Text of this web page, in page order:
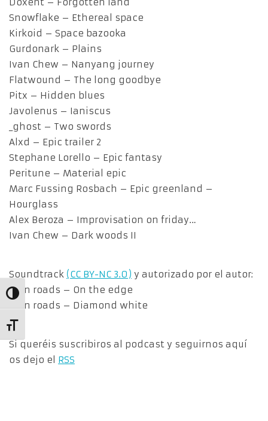
Alternar alto contraste
Alternar tamaño de letra
Snowflake – Ethereal space
Kirkoid – Space bazooka
Gurdonark – Plains
Ivan Chew – Nanyang journey
Flatwound – The long goodbye
Pitx – Hidden blues
Javolenus – Ianiscus
_ghost – Two swords
Alxd – Epic trailer 2
Stephane Lorello – Epic fantasy
Peritune – Material epic
Marc Fussing Rosbach – Epic greenland –
Hourglass
Alex Beroza – Improvisation on friday…
Ivan Chew – Dark woods II
Soundtrack (CC BY-NC 3.0) y autorizado por el autor:
Ruin roads – On the edge
Ruin roads – Diamond white
Si queréis suscribiros al podcast y seguirnos aquí
os dejo el RSS